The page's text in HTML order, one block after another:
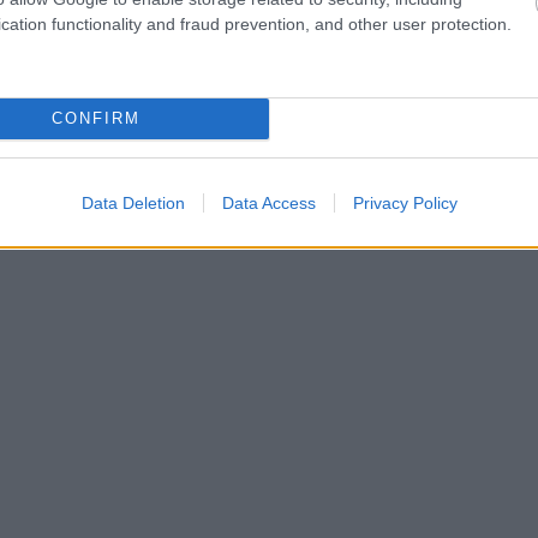
functionality and fraud prevention, and other user protection.
CONFIRM
Data Deletion Data Access Privacy Policy